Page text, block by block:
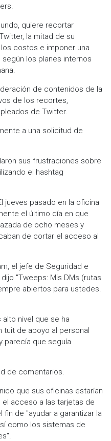
quiere recortar
la mitad de su
costos e imponer una
los planes internos
de contenidos de la
de los recortes,
de Twitter.
a una solicitud de
sus frustraciones sobre
el hashtag
jueves pasado en la oficina
el último día en que
de ocho meses y
de cortar el acceso al
el jefe de Seguridad e
"Tweeps: Mis DMs (rutas
abiertos para ustedes.
nivel que se ha
tuit de apoyo al personal
parecía que seguía
de comentarios.
que sus oficinas estarían
acceso a las tarjetas de
de "ayudar a garantizar la
como los sistemas de